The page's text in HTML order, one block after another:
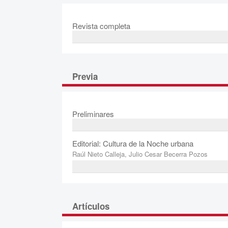
Revista completa
Previa
Preliminares
Editorial: Cultura de la Noche urbana
Raúl Nieto Calleja, Julio Cesar Becerra Pozos
Artículos